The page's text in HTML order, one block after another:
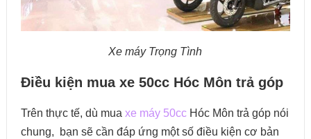
Xe máy Trọng Tình
Điều kiện mua xe 50cc Hóc Môn trả góp
Trên thực tế, dù mua xe máy 50ccHóc Môn trả góp nói
chung, bạn sẽ cần đáp ứng một số điều kiện cơ bản